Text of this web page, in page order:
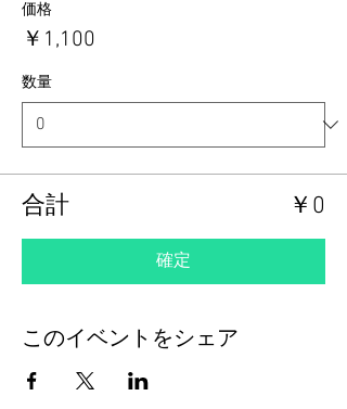
価格
￥1,100
数量
合計 ￥0
確定
このイベントをシェア